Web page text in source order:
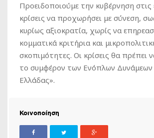
Προειδοποιούμε την κυβέρνηση στις
κρίσεις να προχωρήσει με σύνεση,
κυρίως αξιοκρατία, χωρίς να
κομματικά κριτήρια και
σκοπιμότητες. Οι κρίσεις θα πρέπει
το συμφέρον των Ενόπλων Δυνάμεων
Ελλάδας».
Κοινοποίηση